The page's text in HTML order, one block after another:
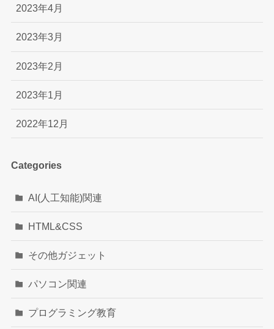
2023年4月
2023年3月
2023年2月
2023年1月
2022年12月
Categories
AI(人工知能)関連
HTML&CSS
その他ガジェット
パソコン関連
プログラミング教育